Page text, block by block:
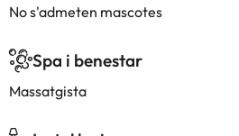
No s'admeten mascotes
Spa i benestar
Massatgista